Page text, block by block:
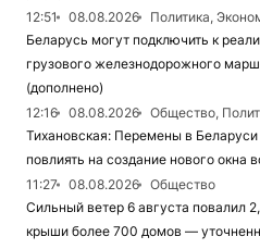
12:51
08.08.2026
Политика,
Беларусь могут подключить к
грузового железнодорожного
(дополнено)
12:16
08.08.2026
Общество,
Тихановская: Перемены в
повлиять на создание нового окна
11:27
08.08.2026
Общество
Сильный ветер 6 августа повалил
крыши более 700 домов —